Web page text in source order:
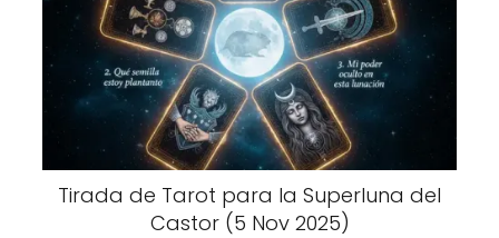
Tirada de Tarot para la Superluna del
Castor (5 Nov 2025)